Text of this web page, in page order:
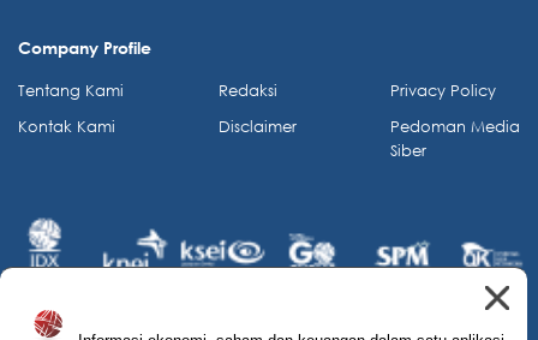
Company Profile
Tentang Kami
Kontak Kami
Redaksi
Disclaimer
Privacy Policy
Pedoman Media
Siber